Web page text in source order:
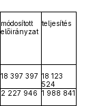
módosított
előirányzat
teljesítés
18 397 397 18 123
524
2 227 946 1 988 841